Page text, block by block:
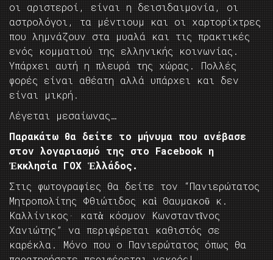
οι αριστεροί, είναι η δεισιδαιμονία, οι
αστρολόγοι, τα μέντιουμ και οι χαρτορίχτρες
που λημνάζουν στα μυαλά και τις πρακτικές
ενός κομματιού της ελληνικής κοινωνίας.
Υπάρχει αυτή η πλευρά της χώρας. Πολλές
φορές είναι αθέατη αλλά υπάρχει και δεν
είναι μικρή.
Λέγεται μεσαίωνας…
Παρακάτω θα δείτε το μήνυμα που ανέβασε
στον λογαριασμό της στο Facebook η
Ἐκκλησία ΓΟΧ Ἑλλάδος.
Στις φωτογραφίες θα δείτε τον “Πανιερώτατος
Μητροπολίτης Φθιώτιδος καὶ Θαυμακοῦ κ.
Καλλίνικος· κατὰ κόσμον Κωνσταντῖνος
Χανιώτης” να περιφέρεται καθιστός σε
καρέκλα. Μόνο που ο Πανιερώτατος όπως θα